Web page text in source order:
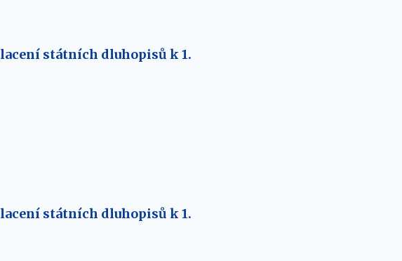
státních dluhopisů k 1.
státních dluhopisů k 1.